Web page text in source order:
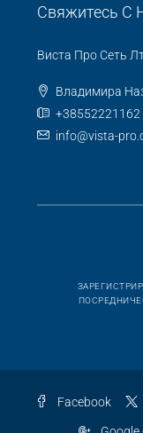
Свяжитесь С
Виста Про Сеть
Владимира
+38552221162
info@vista-
Facebook